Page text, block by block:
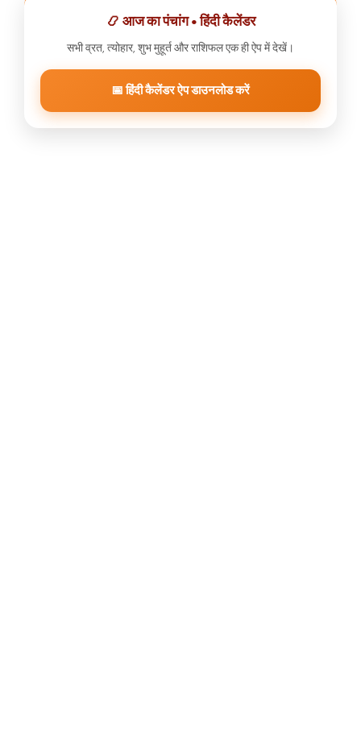
📿 आज का पंचांग • हिंदी कैलेंडर
सभी व्रत, त्योहार, शुभ मुहूर्त और राशिफल एक ही ऐप में देखें।
📅 हिंदी कैलेंडर ऐप डाउनलोड करें